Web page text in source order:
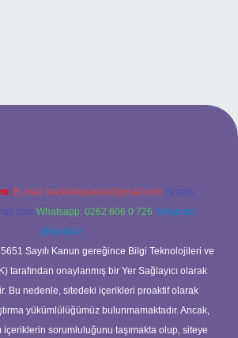
E-mail: backlinkpaneli@gmail.com Teams:
Whatsapp: 0262 606 0 726 Telegram:
@karabul
Sayılı Kanun gereğince Bilgi Teknolojileri ve
tarafından onaylanmış bir Yer Sağlayıcı olarak
Bu nedenle, sitedeki içerikleri proaktif olarak
yükümlülüğümüz bulunmamaktadır. Ancak,
içeriklerin sorumluluğunu taşımakta olup, siteye